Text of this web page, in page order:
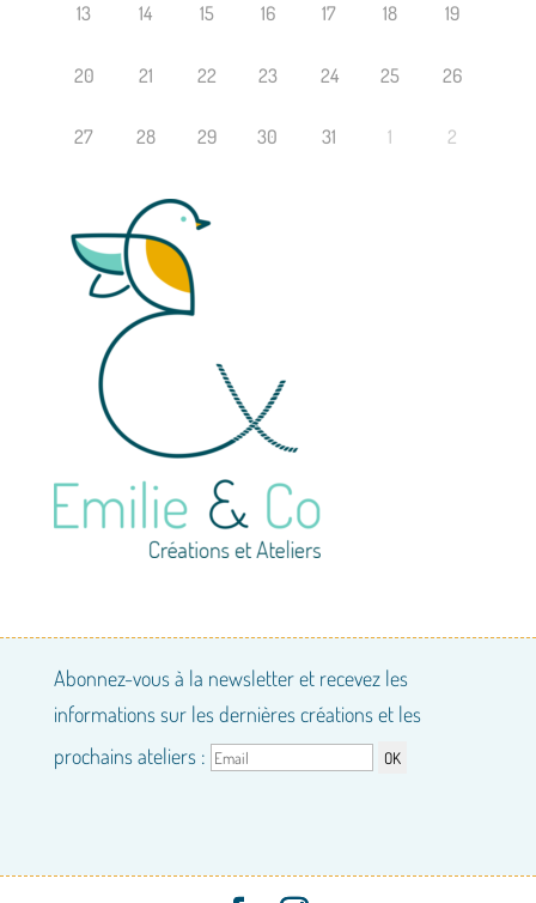
13 14 15 16 17 18 19
20 21 22 23 24 25 26
27 28 29 30 31 1 2
Abonnez-vous à la newsletter et recevez les
informations sur les dernières créations et les
prochains ateliers :